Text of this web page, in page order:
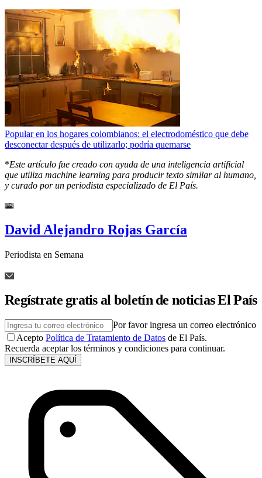
Popular en los hogares colombianos: el electrodoméstico que debe
desconectar después de utilizarlo; podría quemarse
*Este artículo fue creado con ayuda de una inteligencia artificial
que utiliza machine learning para producir texto similar al humano,
y curado por un periodista especializado de El País.
David Alejandro Rojas García
Periodista en Semana
Regístrate gratis al boletín de noticias El País
Por favor ingresa un correo electrónico
Acepto Política de Tratamiento de Datos de El País.
Recuerda aceptar los términos y condiciones para continuar.
INSCRÍBETE AQUÍ